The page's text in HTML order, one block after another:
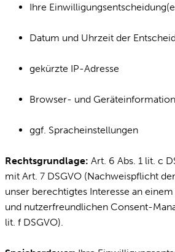
Ihre
Datum und Uhrzeit der
gekürzte IP-Adresse
Browser- und
ggf. Spracheinstellungen
Rechtsgrundlage: Art. 6 Abs. 1 lit. c
mit Art. 7 DSGVO (Nachweispflicht
unser berechtigtes Interesse an
und nutzerfreundlichen Consent-
lit. f DSGVO).